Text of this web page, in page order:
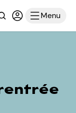
RechercheConnexion
Menu